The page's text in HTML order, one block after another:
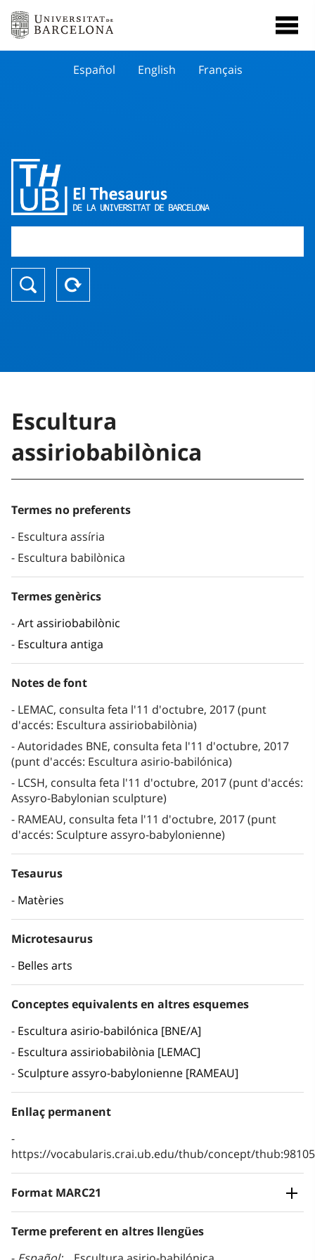
Español English Français
Escultura
assiriobabilònica
Termes no preferents
Escultura assíria
Escultura babilònica
Termes genèrics
Art assiriobabilònic
Escultura antiga
Notes de font
LEMAC, consulta feta l'11 d'octubre, 2017 (punt
d'accés: Escultura assiriobabilònia)
Autoridades BNE, consulta feta l'11 d'octubre, 2017
(punt d'accés: Escultura asirio-babilónica)
LCSH, consulta feta l'11 d'octubre, 2017 (punt d'accés:
Assyro-Babylonian sculpture)
RAMEAU, consulta feta l'11 d'octubre, 2017 (punt
d'accés: Sculpture assyro-babylonienne)
Tesaurus
Matèries
Microtesaurus
Belles arts
Conceptes equivalents en altres esquemes
Escultura asirio-babilónica [BNE/A]
Escultura assiriobabilònia [LEMAC]
Sculpture assyro-babylonienne [RAMEAU]
Enllaç permanent
https://vocabularis.crai.ub.edu/thub/concept/
Format MARC21
Terme preferent en altres llengües